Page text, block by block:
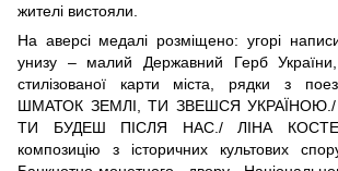
жителі вистояли.
На аверсі медалі розміщено: угорі
унизу – малий Державний Герб
стилізованої карти міста, рядки з
ШМАТОК ЗЕМЛІ, ТИ ЗВЕШСЯ
ТИ БУДЕШ ПІСЛЯ НАС./ ЛІНА
композицію з історичних культових